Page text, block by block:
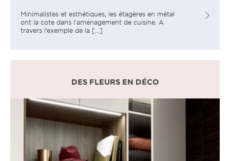
Minimalistes et esthétiques, les étagères en métal
ont la cote dans l’aménagement de cuisine. A
travers l’exemple de la [...]
DES FLEURS EN DÉCO